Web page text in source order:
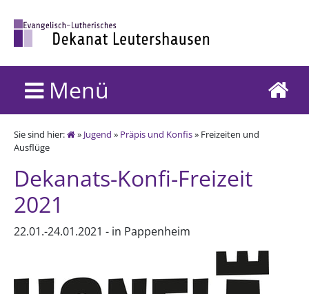
Menü
Sie sind hier: » Jugend » Präpis und Konfis» Freizeiten und
Ausflüge
Dekanats-Konfi-Freizeit
2021
22.01.-24.01.2021 - in Pappenheim